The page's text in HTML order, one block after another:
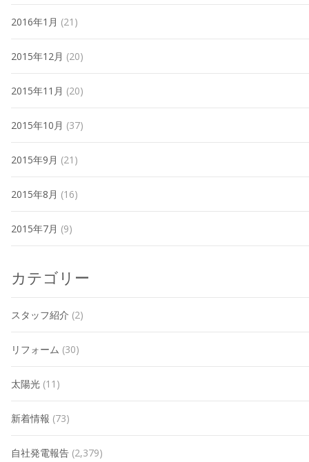
2016年1月 (21)
2015年12月 (20)
2015年11月 (20)
2015年10月 (37)
2015年9月 (21)
2015年8月 (16)
2015年7月 (9)
カテゴリー
スタッフ紹介 (2)
リフォーム (30)
太陽光 (11)
新着情報 (73)
自社発電報告 (2,379)